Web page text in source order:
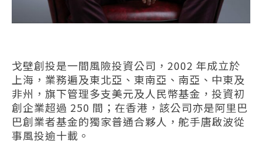
戈壁創投是一間風險投資公司，2002 年成立於
上海，業務遍及東北亞、東南亞、南亞、中東及
非州，旗下管理多支美元及人民幣基金，投資初
創企業超過 250 間；在香港，該公司亦是阿里巴
巴創業者基金的獨家普通合夥人，舵手唐啟波從
事風投逾十載。